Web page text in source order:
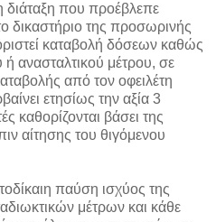
διάταξη που προέβλεπε
δικαστήριο της προσωρινής
καταβολή δόσεων καθώς
ανασταλτικού μέτρου, σε
από τον οφειλέτη
ετησίως την αξία 3
καθορίζονται βάσει της
αίτησης του θιγόμενου
παύση ισχύος της
μέτρων και κάθε